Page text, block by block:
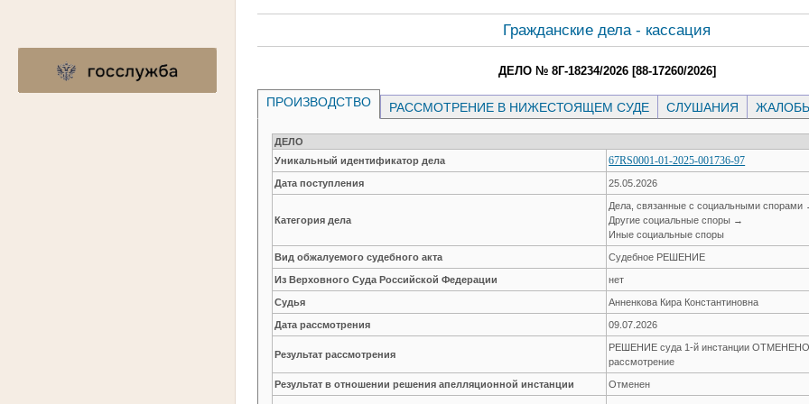
Гражданские дела - кассация
ДЕЛО № 8Г-18234/2026 [88-17260/2026]
ПРОИЗВОДСТВО РАССМОТРЕНИЕ В НИЖЕСТОЯЩЕМ СУДЕ СЛУШАНИЯ
ДЕЛО
Уникальный идентификатор дела
67RS0001-01-2025-001736-97
Дата поступления 25.05.2026
Категория дела
Дела, связанные с социальными спорами
Другие социальные споры →
Иные социальные споры
Вид обжалуемого судебного акта Судебное РЕШЕНИЕ
Из Верховного Суда Российской Федерации нет
Судья Анненкова Кира Константиновна
Дата рассмотрения 09.07.2026
Результат рассмотрения
РЕШЕНИЕ суда 1-й инстанции ОТМЕНЕНО
рассмотрение
Результат в отношении решения апелляционной инстанции Отменен